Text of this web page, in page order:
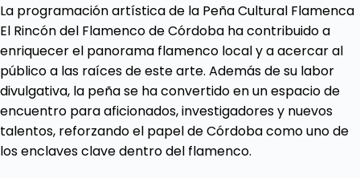
La programación artística de la Peña Cultural Flamenca
El Rincón del Flamenco de Córdoba ha contribuido a
enriquecer el panorama flamenco local y a acercar al
público a las raíces de este arte. Además de su labor
divulgativa, la peña se ha convertido en un espacio de
encuentro para aficionados, investigadores y nuevos
talentos, reforzando el papel de Córdoba como uno de
los enclaves clave dentro del flamenco.